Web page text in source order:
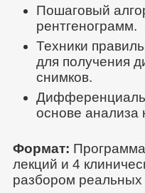
Пошаговый
рентгенограмм.
Техники
для получения
снимков.
основе анализа
Формат:
лекций и 4
разбором реальных